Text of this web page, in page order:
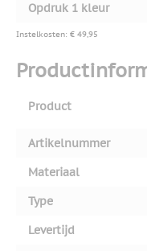
Opdruk 1 kleur
Instelkosten: € 49,95
Product
Artikelnummer
Materiaal
Type
Levertijd